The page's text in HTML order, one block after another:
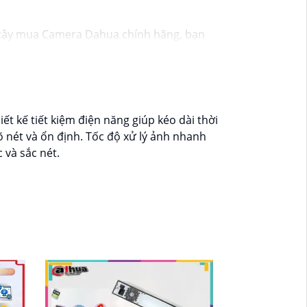
mua Camera Dahua chính hãng, bạn
độ phân giải cao, tính năng thông minh
mại điện tử hoặc tại các cửa hàng điện
Nếu bạn có thêm câu hỏi hoặc cần
kế tiết kiệm điện năng giúp kéo dài thời
và ổn định. Tốc độ xử lý ảnh nhanh
sắc nét.